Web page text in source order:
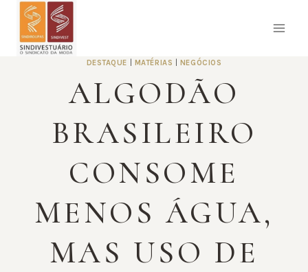
Pular
DESTAQUE MATÉRIAS NEGÓCIOS
ALGODÃO
BRASILEIRO
CONSOME
MENOS ÁGUA,
MAS USO DE